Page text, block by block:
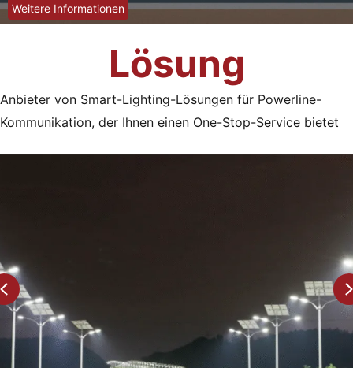
Weitere Informationen
Lösung
Anbieter von Smart-Lighting-Lösungen für Powerline-
Kommunikation, der Ihnen einen One-Stop-Service bietet
FORTSCHRITTLICHE SPS-(POWER
Previous